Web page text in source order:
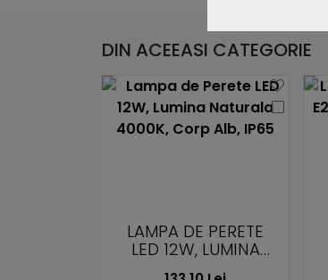
DIN ACEEASI CATEGORIE
LAMPA DE PERETE
LED 12W, LUMINA
NATURALA 4000K,